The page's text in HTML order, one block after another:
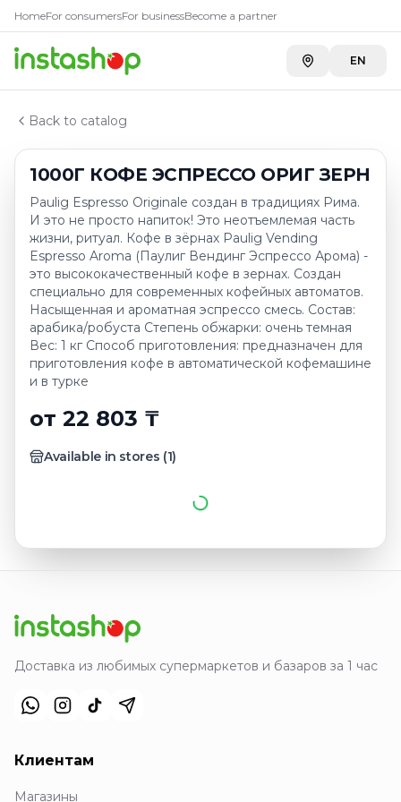
HomeFor consumersFor businessBecome a partner
EN
Back to catalog
1000Г КОФЕ ЭСПРЕССО ОРИГ ЗЕРН
Paulig Espresso Originale создан в традициях Рима.
И это не просто напиток! Это неотъемлемая часть
жизни, ритуал. Кофе в зёрнах Paulig Vending
Espresso Aroma (Паулиг Вендинг Эспрессо Арома) -
это высококачественный кофе в зернах. Создан
специально для современных кофейных автоматов.
Насыщенная и ароматная эспрессо смесь. Состав:
арабика/робуста Степень обжарки: очень темная
Вес: 1 кг Способ приготовления: предназначен для
приготовления кофе в автоматической кофемашине
и в турке
от 22 803 ₸
Available in stores (1)
Главная
Каталог
Кофе зерновой
1000Г КОФЕ ЭСПРЕССО ОРИГ ЗЕРН
Купить1000Г КОФЕ
Доставка из любимых супермаркетов и базаров за 1 час
Клиентам
Магазины